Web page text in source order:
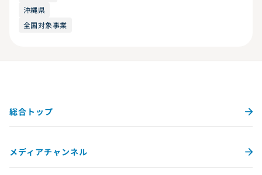
沖縄県
全国対象事業
総合トップ
メディアチャンネル